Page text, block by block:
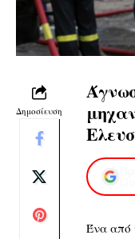
Δημοσίευση
Ένα από